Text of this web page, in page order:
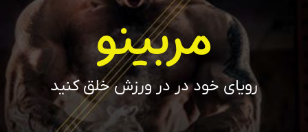
مربینو
رویای خود در در ورزش خلق کنید